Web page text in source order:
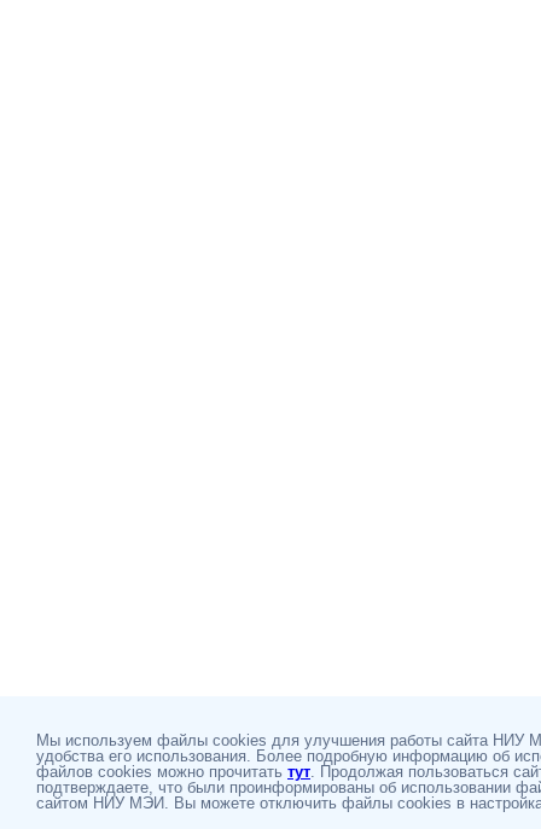
Мы используем файлы cookies для улучшения работы сайта НИУ
удобства его использования. Более подробную информацию об
файлов cookies можно прочитать тут. Продолжая пользоваться
подтверждаете, что были проинформированы об использовании
сайтом НИУ МЭИ. Вы можете отключить файлы cookies в